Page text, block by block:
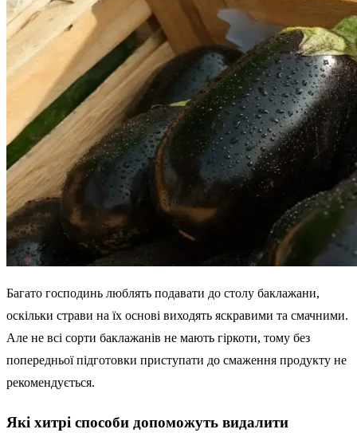
Багато господинь люблять подавати до столу баклажани,
оскільки страви на їх основі виходять яскравими та смачними.
Але не всі сорти баклажанів не мають гіркоти, тому без
попередньої підготовки приступати до смаження продукту не
рекомендується.
Які хитрі способи допоможуть видалити